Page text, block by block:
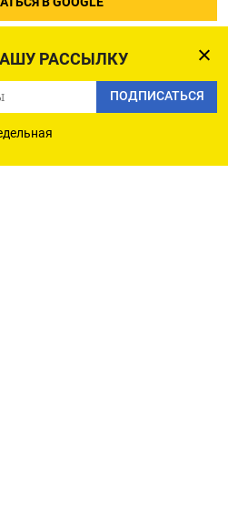
РАССЫЛКУ
ПОДПИСАТЬСЯ